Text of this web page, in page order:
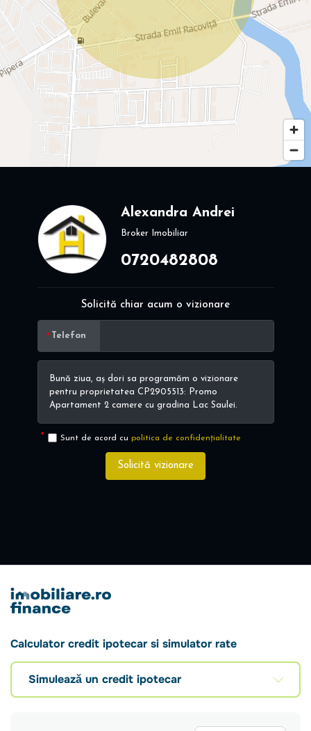
Alexandra Andrei
Broker Imobiliar
0720482808
Solicită chiar acum o vizionare
Telefon
Sunt de acord cu politica de confidențialitate
Solicită vizionare